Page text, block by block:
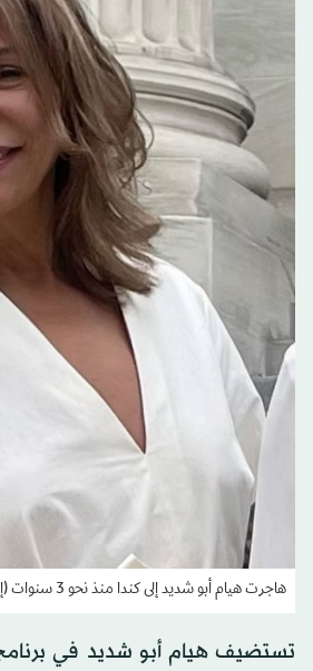
هاجرت هيام أبو شديد إلى كندا منذ نحو 3 سنوات (إنستغرام)
تستضيف هيام أبو شديد في